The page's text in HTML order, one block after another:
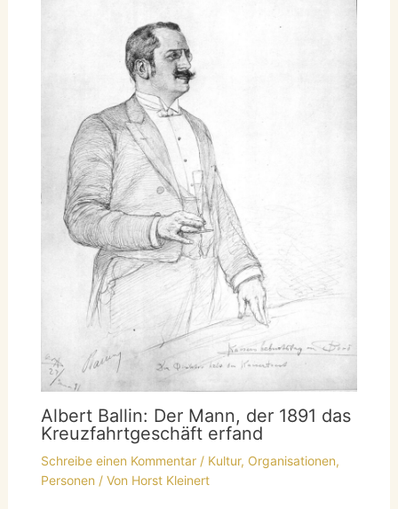
Albert Ballin: Der Mann, der 1891 das
Kreuzfahrtgeschäft erfand
Schreibe einen Kommentar / Kultur, Organisationen,
Personen / Von Horst Kleinert